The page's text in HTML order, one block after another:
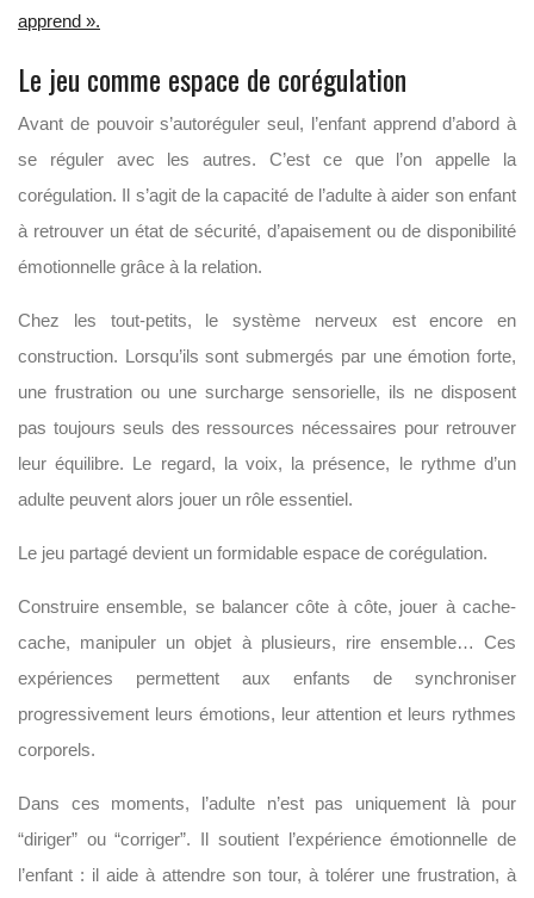
apprend ».
Le jeu comme espace de corégulation
Avant de pouvoir s’autoréguler seul, l’enfant apprend d’abord à
se réguler avec les autres. C’est ce que l’on appelle la
corégulation. Il s’agit de la capacité de l’adulte à aider son enfant
à retrouver un état de sécurité, d’apaisement ou de disponibilité
émotionnelle grâce à la relation.
Chez les tout-petits, le système nerveux est encore en
construction. Lorsqu’ils sont submergés par une émotion forte,
une frustration ou une surcharge sensorielle, ils ne disposent
pas toujours seuls des ressources nécessaires pour retrouver
leur équilibre. Le regard, la voix, la présence, le rythme d’un
adulte peuvent alors jouer un rôle essentiel.
Le jeu partagé devient un formidable espace de corégulation.
Construire ensemble, se balancer côte à côte, jouer à cache-
cache, manipuler un objet à plusieurs, rire ensemble… Ces
expériences permettent aux enfants de synchroniser
progressivement leurs émotions, leur attention et leurs rythmes
corporels.
Dans ces moments, l’adulte n’est pas uniquement là pour
“diriger” ou “corriger”. Il soutient l’expérience émotionnelle de
l’enfant : il aide à attendre son tour, à tolérer une frustration, à